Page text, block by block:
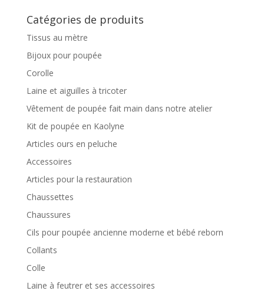
Catégories de produits
Tissus au mètre
Bijoux pour poupée
Corolle
Laine et aiguilles à tricoter
Vêtement de poupée fait main dans notre atelier
Kit de poupée en Kaolyne
Articles ours en peluche
Accessoires
Articles pour la restauration
Chaussettes
Chaussures
Cils pour poupée ancienne moderne et bébé reborn
Collants
Colle
Laine à feutrer et ses accessoires